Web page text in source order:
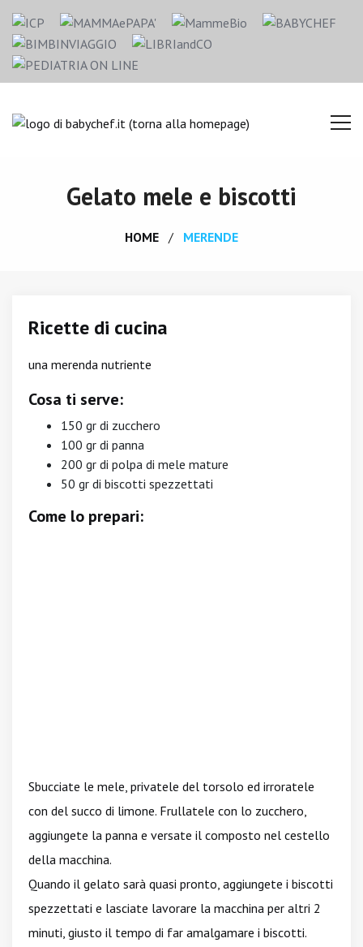
Gelato mele e biscotti
HOME MERENDE
Ricette di cucina
una merenda nutriente
Cosa ti serve:
150 gr di zucchero
100 gr di panna
200 gr di polpa di mele mature
50 gr di biscotti spezzettati
Come lo prepari:
Sbucciate le mele, privatele del torsolo ed irroratele
con del succo di limone. Frullatele con lo zucchero,
aggiungete la panna e versate il composto nel cestello
della macchina.
Quando il gelato sarà quasi pronto, aggiungete i biscotti
spezzettati e lasciate lavorare la macchina per altri 2
minuti, giusto il tempo di far amalgamare i biscotti.